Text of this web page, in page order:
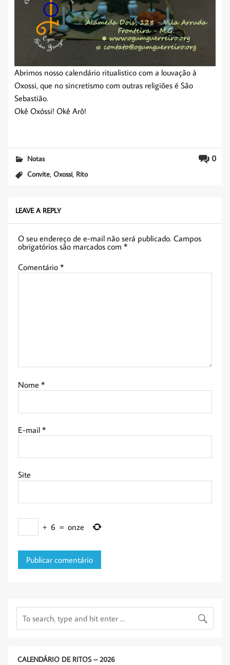
Abrimos nosso calendário ritualistico com a louvação à
Oxossi, que no sincretismo com outras religiões é São
Sebastião.
Okê Oxóssi! Okê Arô!
0
Notas
Convite,Oxossi, Rito
LEAVE A REPLY
O seu endereço de e-mail não será publicado. Campos
obrigatórios são marcados com*
Comentário*
Nome*
E-mail*
Site
+ 6 = onze
CALENDÁRIO DE RITOS – 2026